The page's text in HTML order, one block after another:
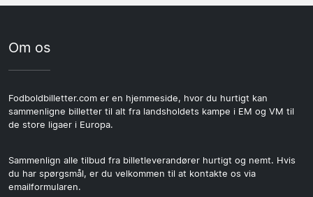
Om os
Fodboldbilletter.com er en hjemmeside, hvor du hurtigt kan
sammenligne billetter til alt fra landsholdets kampe i EM og VM til
de store ligaer i Europa.
Sammenlign alle tilbud fra billetleverandører hurtigt og nemt. Hvis
du har spørgsmål, er du velkommen til at kontakte os via
emailformularen.